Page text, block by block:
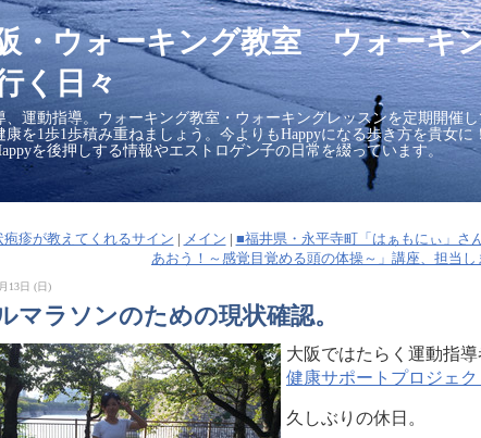
・ウォーキング教室 ウォーキ
く日々
運動指導。ウォーキング教室・ウォーキングレッスンを定期開催
康を1歩1歩積み重ねましょう。今よりもHappyになる歩き方を貴女
を後押しする情報やエストロゲン子の日常を綴っています。
疱疹が教えてくれるサイン | メイン | ■福井県・永平寺町「はぁもにぃ」さ
あおう！～感覚目覚める頭の体操～」講座、担当し
13日 (日)
マラソンのための現状確認。
大阪ではたらく運動指導
健康サポートプロジェク
久しぶりの休日。